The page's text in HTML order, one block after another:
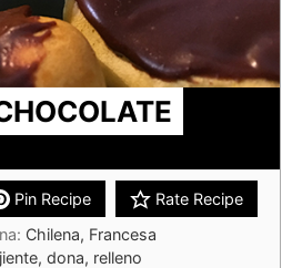
Pin Recipe
Rate Recipe
Chilena, Francesa
dona, relleno